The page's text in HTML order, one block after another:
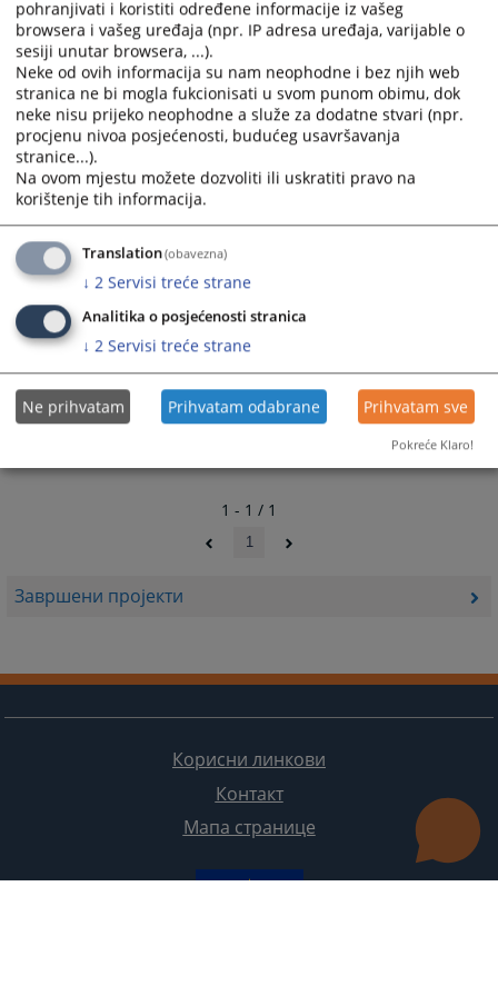
Завршени пројекти
the
calendar
and
select
a
date.
Press
the
question
mark
key
to
get
the
keyboard
shortcuts
for
changing
the
calendar
and
select
a
date.
the
question
mark
key
to
the
keyboard
shortcuts
for
changing
1 - 1 / 1
1
Корисни линкови
Контакт
Мапа странице
pohranjivati i koristiti određene informacije iz vašeg
browsera i vašeg uređaja (npr. IP adresa uređaja, varijable o
sesiji unutar browsera, ...).
Neke od ovih informacija su nam neophodne i bez njih web
stranica ne bi mogla fukcionisati u svom punom obimu, dok
neke nisu prijeko neophodne a služe za dodatne stvari (npr.
procjenu nivoa posjećenosti, budućeg usavršavanja
stranice...).
Na ovom mjestu možete dozvoliti ili uskratiti pravo na
korištenje tih informacija.
Translation(obavezna)
↓ 2 Servisi treće strane
Analitika o posjećenosti stranica
↓ 2 Servisi treće strane
Ne prihvatam Prihvatam odabrane Prihvatam sve
Pokreće Klaro!